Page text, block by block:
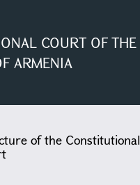
COURT OF THE
ARMENIA
of the Constitutional